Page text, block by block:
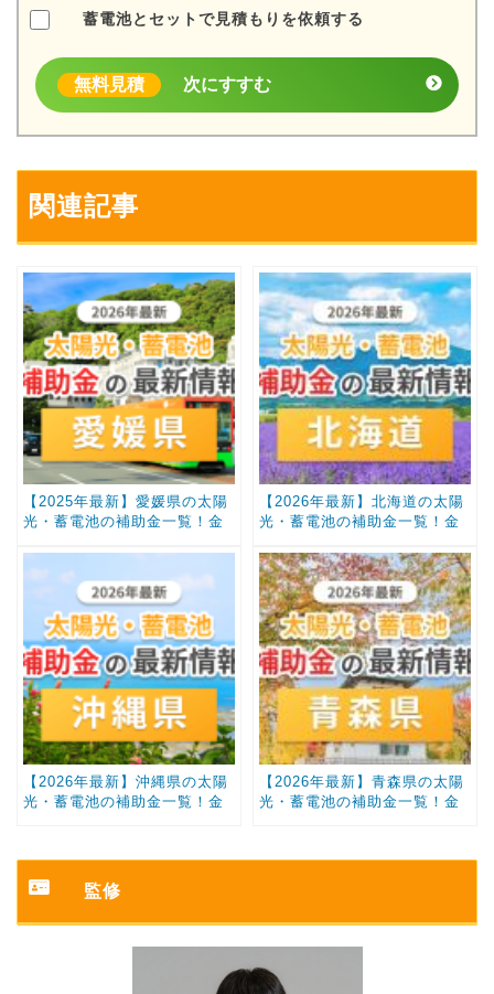
蓄電池とセットで見積もりを依頼する
無料見積 次にすすむ
関連記事
【2025年最新】愛媛県の太陽
光・蓄電池の補助金一覧！金
【2026年最新】北海道の太陽
光・蓄電池の補助金一覧！金
【2026年最新】沖縄県の太陽
光・蓄電池の補助金一覧！金
【2026年最新】青森県の太陽
光・蓄電池の補助金一覧！金
監修